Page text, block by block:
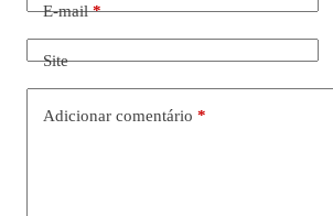
E-mail*
Site
Adicionar comentário *